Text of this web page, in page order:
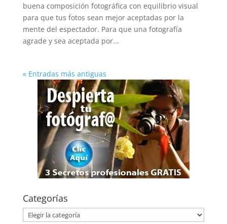
buena composición fotográfica con equilibrio visual
para que tus fotos sean mejor aceptadas por la
mente del espectador. Para que una fotografía
agrade y sea aceptada por...
« Entradas más antiguas
Categorías
Categorías